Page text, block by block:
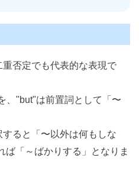
否定でも代表的な表現で
、"but"は前置詞として「〜
ると「〜以外は何もしな
ば「～ばかりする」となりま